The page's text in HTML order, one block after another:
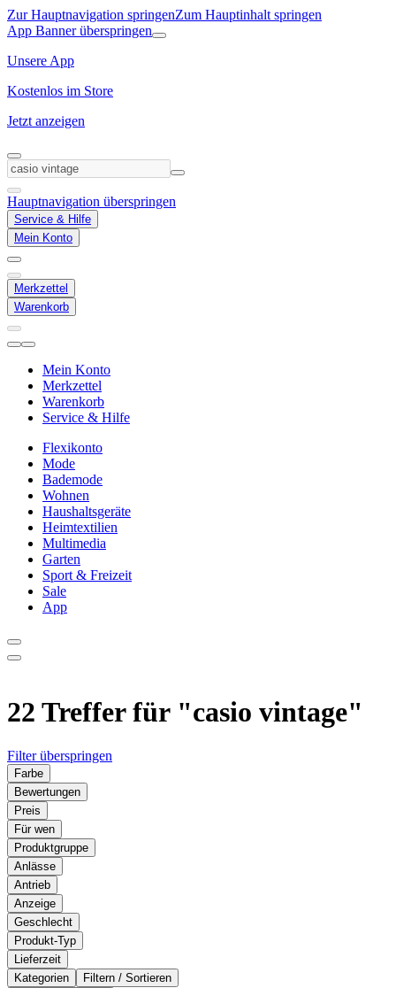
Zur Hauptnavigation springenZum Hauptinhalt springen
App Banner überspringen
Unsere App
Kostenlos im Store
Jetzt anzeigen
Hauptnavigation überspringen
Service & Hilfe
Mein Konto
Merkzettel
Warenkorb
Mein Konto
Merkzettel
Warenkorb
Service & Hilfe
Flexikonto
Mode
Bademode
Wohnen
Haushaltsgeräte
Heimtextilien
Multimedia
Garten
Sport & Freizeit
Sale
App
22 Treffer für "casio vintage"
Filter überspringen
Farbe
Bewertungen
Preis
Für wen
Produktgruppe
Anlässe
Antrieb
Anzeige
Geschlecht
Produkt-Typ
Lieferzeit
Kategorien
Filtern / Sortieren